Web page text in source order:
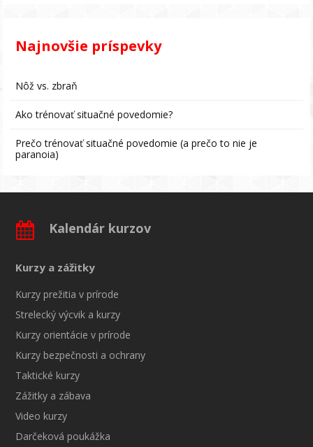
Najnovšie príspevky
Nôž vs. zbraň
Ako trénovať situačné povedomie?
Prečo trénovať situačné povedomie (a prečo to nie je
paranoia)
Kalendár kurzov
Kurzy a zážitky
Kurzy prežitia v prírode
Strelecký výcvik a kurzy
Kurzy orientácie v prírode
Kurzy bezpečnosti a ochrany
Taktické kurzy
Zážitky a zábava
Video kurzy
Darčeková poukážka